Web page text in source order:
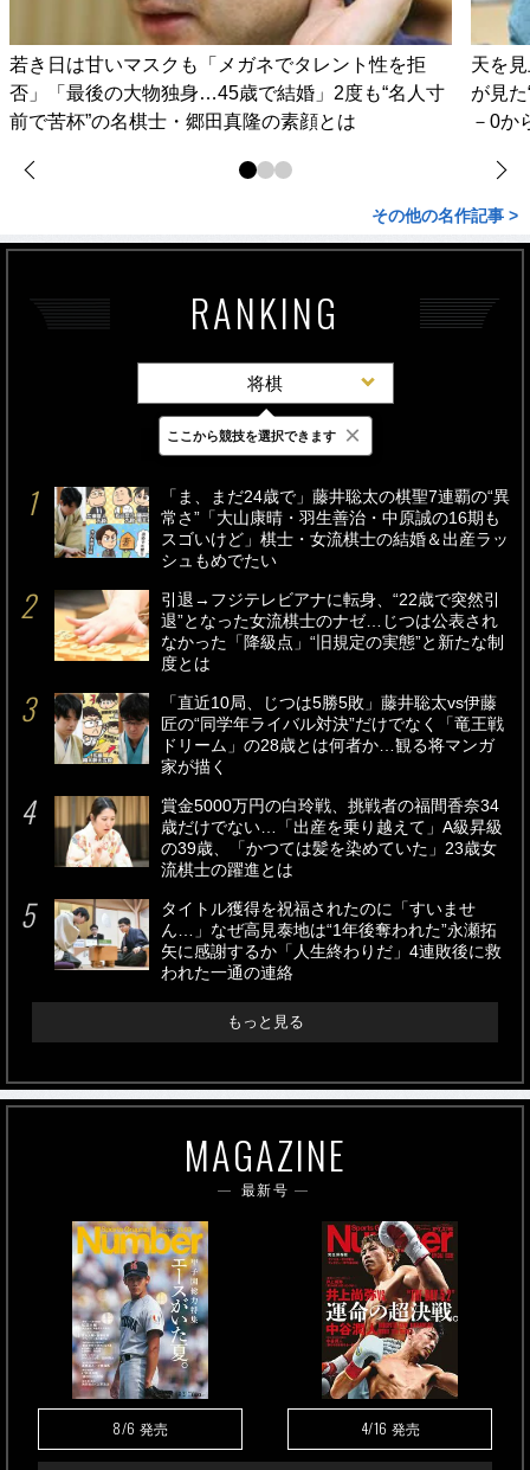
若き日は甘いマスクも「メガネでタレント性を拒
否」「最後の大物独身…45歳で結婚」2度も“名人寸
前で苦杯”の名棋士・郷田真隆の素顔とは
天を
が見
－0か
その他の名作記事 >
RANKING
将棋
最新 24時間 週間
「ま、まだ24歳で」藤井聡太の棋聖7連覇の“異
常さ”「大山康晴・羽生善治・中原誠の16期も
スゴいけど」棋士・女流棋士の結婚＆出産ラッ
シュもめでたい
引退→フジテレビアナに転身、“22歳で突然引
退”となった女流棋士のナゼ…じつは公表され
なかった「降級点」“旧規定の実態”と新たな制
度とは
「直近10局、じつは5勝5敗」藤井聡太vs伊藤
匠の“同学年ライバル対決”だけでなく「竜王戦
ドリーム」の28歳とは何者か…観る将マンガ
家が描く
賞金5000万円の白玲戦、挑戦者の福間香奈34
歳だけでない…「出産を乗り越えて」A級昇級
の39歳、「かつては髪を染めていた」23歳女
流棋士の躍進とは
タイトル獲得を祝福されたのに「すいませ
ん…」なぜ高見泰地は“1年後奪われた”永瀬拓
矢に感謝するか「人生終わりだ」4連敗後に救
われた一通の連絡
もっと見る
MAGAZINE
最新号
8/6 発売 4/16 発売
ここから競技を選択できます ×